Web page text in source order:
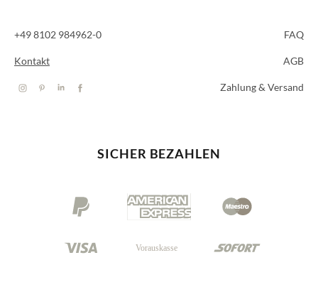
+49 8102 984962-0
Kontakt
FAQ
AGB
Zahlung & Versand
SICHER BEZAHLEN